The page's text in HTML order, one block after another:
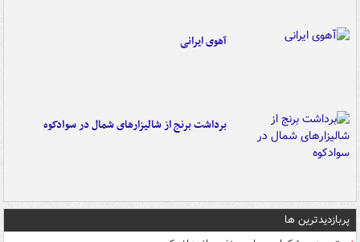
آهوی ایرانی
برداشت برنج از شالیزارهای شمال در سوادکوه
پربازدیدترین ها